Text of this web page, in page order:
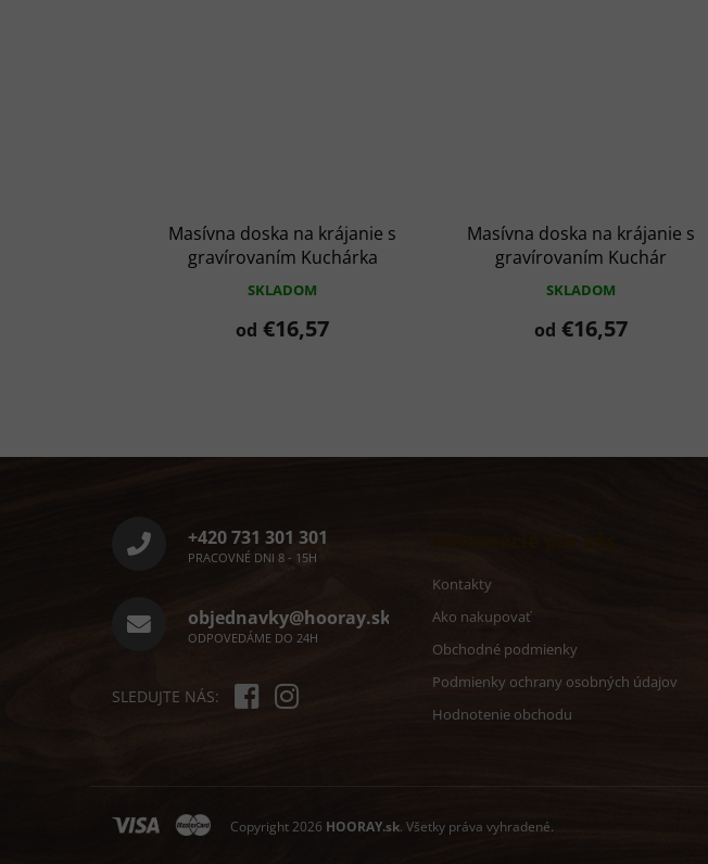
Masívna doska na krájanie s
gravírovaním Kuchárka
SKLADOM
od €16,57
Masívna doska na krájanie s
gravírovaním Kuchár
SKLADOM
od €16,57
Z
+420 731 301 301
PRACOVNÉ DNI 8 - 15H
objednavky@hooray.sk
ODPOVEDÁME DO 24H
SLEDUJTE NÁS:
Kontakty
Ako nakupovať
Obchodné podmienky
Podmienky ochrany osobných údajov
Hodnotenie obchodu
Copyright 2026 HOORAY.sk. Všetky práva vyhradené.